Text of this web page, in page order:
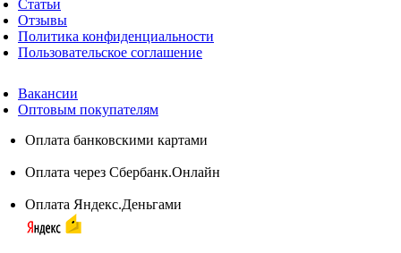
Статьи
Отзывы
Политика конфиденциальности
Пользовательское соглашение
Вакансии
Оптовым покупателям
Оплата банковскими картами
Оплата через Сбербанк.Онлайн
Оплата Яндекс.Деньгами